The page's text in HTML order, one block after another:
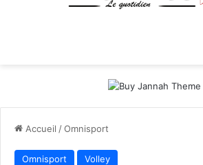
Accueil /Omnisport
Omnisport Volley